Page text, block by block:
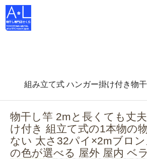
物干し竿 物干し台 布団干し がすべて揃
。スタンダードな物干し・布団干しから
し-- 創業45年の老舗物干しメーカーで
組み立て式 ハンガー掛け付き物
物干し竿 2mと長くても丈
け付き 組立て式の1本物の
ない 太さ32パイ×2mブロ
の色が選べる 屋外 屋内 ベ